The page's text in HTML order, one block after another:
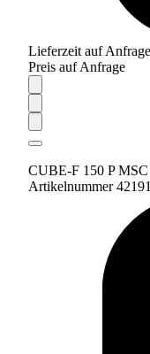
Lieferzeit auf Anfrage
Preis auf Anfrage
CUBE-F 150 P
Artikelnummer